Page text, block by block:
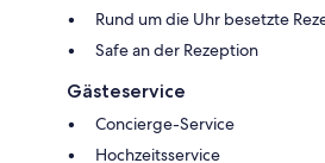
Rund um die Uhr besetzte
Safe an der Rezeption
Gästeservice
Concierge-Service
Hochzeitsservice